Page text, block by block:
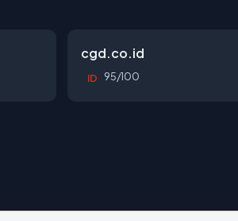
cgd.co.id
ID 95/100